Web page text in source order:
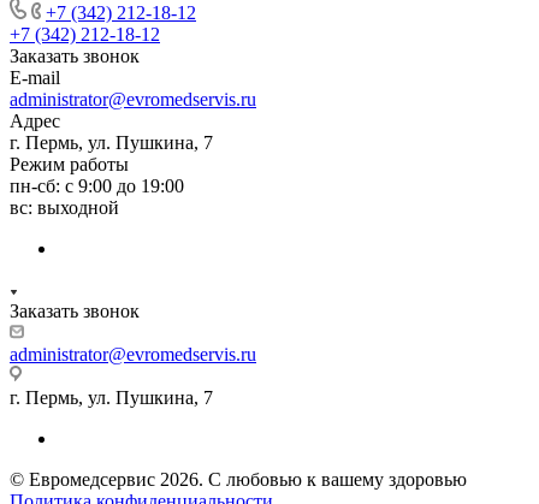
+7 (342) 212-18-12
+7 (342) 212-18-12
Заказать звонок
E-mail
administrator@evromedservis.ru
Адрес
г. Пермь, ул. Пушкина, 7
Режим работы
пн-сб: с 9:00 до 19:00
вс: выходной
Заказать звонок
administrator@evromedservis.ru
г. Пермь, ул. Пушкина, 7
© Евромедсервис 2026. С любовью к вашему здоровью